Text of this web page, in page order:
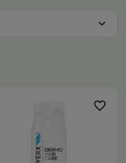
expand_more
favorite_border